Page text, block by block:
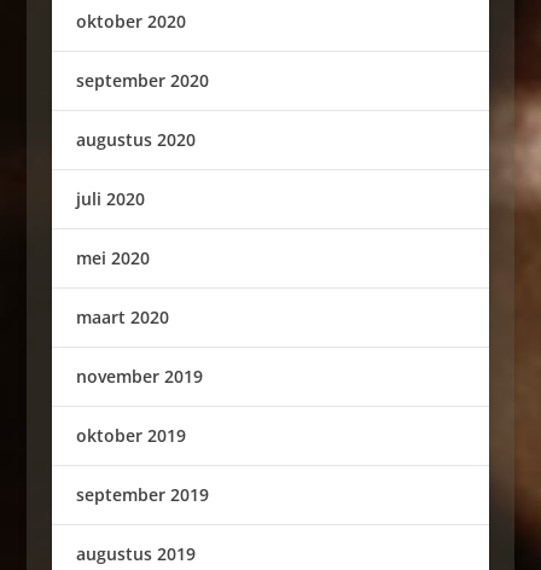
oktober 2020
september 2020
augustus 2020
juli 2020
mei 2020
maart 2020
november 2019
oktober 2019
september 2019
augustus 2019